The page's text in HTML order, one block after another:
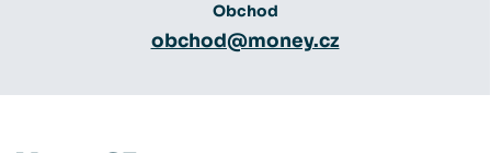
Obchod
obchod@money.cz